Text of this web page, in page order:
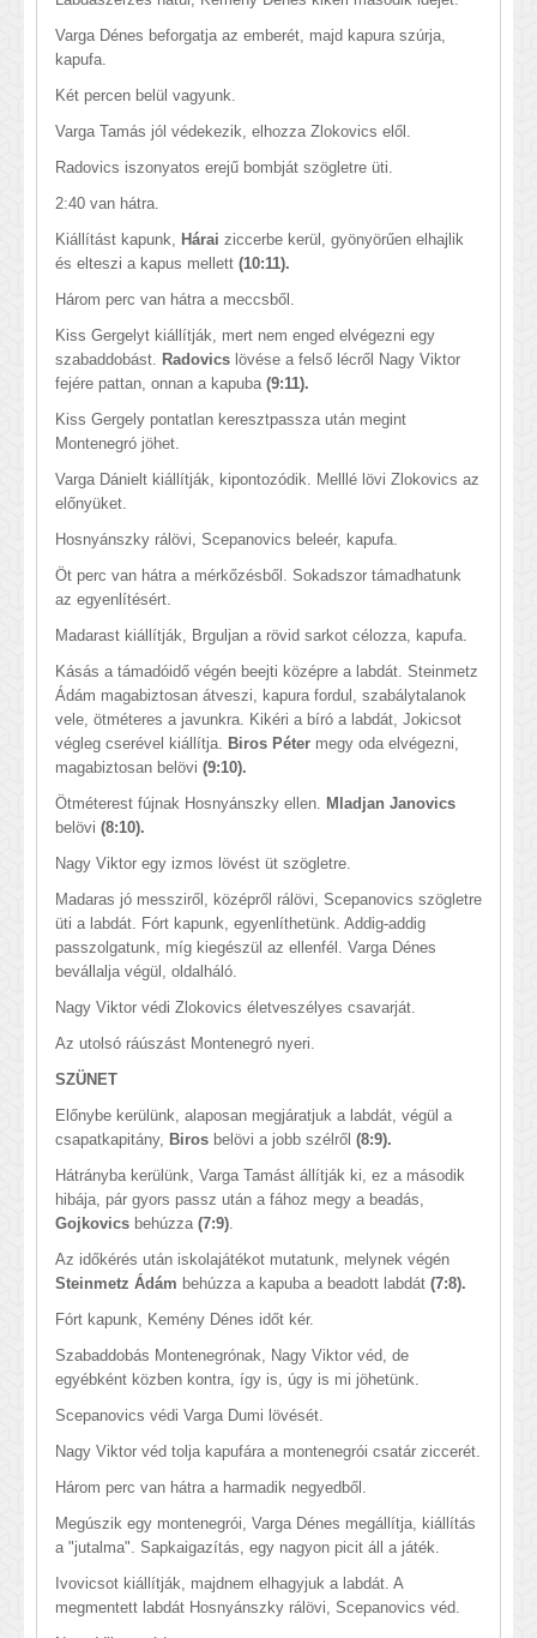
Varga Dénes beforgatja az emberét, majd kapura szúrja,
kapufa.
Két percen belül vagyunk.
Varga Tamás jól védekezik, elhozza Zlokovics elől.
Radovics iszonyatos erejű bombját szögletre üti.
2:40 van hátra.
Kiállítást kapunk,
Hárai ziccerbe kerül, gyönyörűen elhajlik
és elteszi a kapus mellett (10:11).
Három perc van hátra a meccsből.
Kiss Gergelyt kiállítják, mert nem enged elvégezni egy
szabaddobást.
Radovics lövése a felső lécről Nagy Viktor
fejére pattan, onnan a kapuba (9:11).
Kiss Gergely pontatlan keresztpassza után megint
Montenegró jöhet.
Varga Dánielt kiállítják, kipontozódik. Melllé lövi Zlokovics az
előnyüket.
Hosnyánszky rálövi, Scepanovics beleér, kapufa.
Öt perc van hátra a mérkőzésből. Sokadszor támadhatunk
az egyenlítésért.
Madarast kiállítják, Brguljan a rövid sarkot célozza, kapufa.
Kásás a támadóidő végén beejti középre a labdát. Steinmetz
Ádám magabiztosan átveszi, kapura fordul, szabálytalanok
vele, ötméteres a javunkra. Kikéri a bíró a labdát, Jokicsot
végleg cserével kiállítja.
Biros Péter megy oda elvégezni,
magabiztosan belövi (9:10).
Ötméterest fújnak Hosnyánszky ellen.
Mladjan Janovics
belövi (8:10).
Nagy Viktor egy izmos lövést üt szögletre.
Madaras jó messziről, középről rálövi, Scepanovics szögletre
üti a labdát. Fórt kapunk, egyenlíthetünk. Addig-addig
passzolgatunk, míg kiegészül az ellenfél. Varga Dénes
bevállalja végül, oldalháló.
Nagy Viktor védi Zlokovics életveszélyes csavarját.
Az utolsó ráúszást Montenegró nyeri.
SZÜNET
Előnybe kerülünk, alaposan megjáratjuk a labdát, végül a
csapatkapitány, Biros belövi a jobb szélről (8:9).
Hátrányba kerülünk, Varga Tamást állítják ki, ez a második
hibája, pár gyors passz után a fához megy a beadás,
Gojkovics behúzza (7:9)
Az időkérés után iskolajátékot mutatunk, melynek végén
Steinmetz Ádám behúzza a kapuba a beadott labdát (7:8).
Fórt kapunk, Kemény Dénes időt kér.
Szabaddobás Montenegrónak, Nagy Viktor véd, de
egyébként közben kontra, így is, úgy is mi jöhetünk.
Scepanovics védi Varga Dumi lövését.
Nagy Viktor véd tolja kapufára a montenegrói csatár ziccerét.
Három perc van hátra a harmadik negyedből.
Megúszik egy montenegrói, Varga Dénes megállítja, kiállítás
a "jutalma". Sapkaigazítás, egy nagyon picit áll a játék.
Ivovicsot kiállítják, majdnem elhagyjuk a labdát. A
megmentett labdát Hosnyánszky rálövi, Scepanovics véd.